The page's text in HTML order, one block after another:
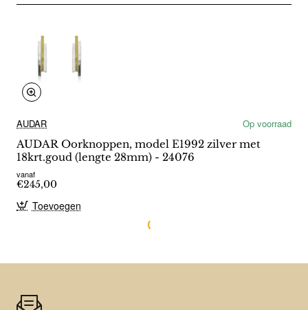
AUDAR
Op voorraad
AUDAR Oorknoppen, model E1992 zilver met
18krt.goud (lengte 28mm) - 24076
vanaf
€245,00
Toevoegen